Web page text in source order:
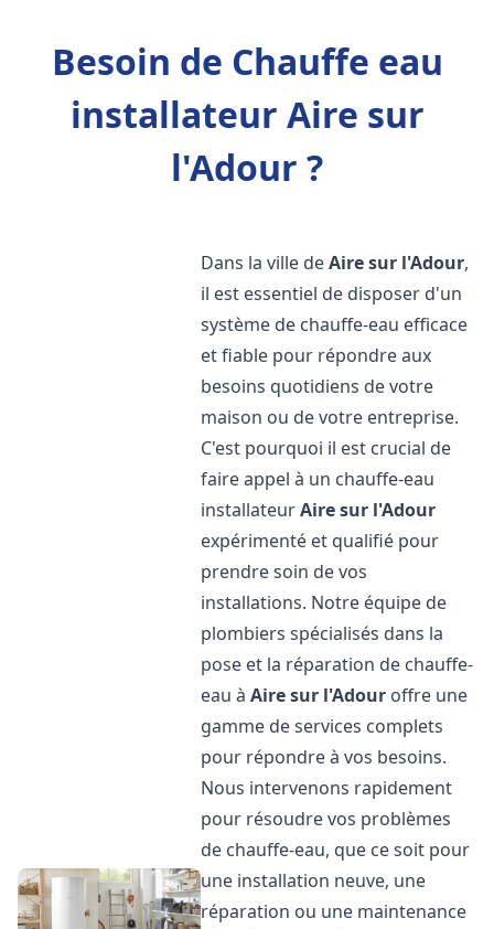
Besoin de Chauffe eau
installateur Aire sur
l'Adour ?
Dans la ville deAire sur l'Adour,
il est essentiel de disposer d'un
système de chauffe-eau efficace
et fiable pour répondre aux
besoins quotidiens de votre
maison ou de votre entreprise.
C'est pourquoi il est crucial de
faire appel à un chauffe-eau
installateurAire sur l'Adour
expérimenté et qualifié pour
prendre soin de vos
installations. Notre équipe de
plombiers spécialisés dans la
pose et la réparation de chauffe-
eau àAire sur l'Adour offre une
gamme de services complets
pour répondre à vos besoins.
Nous intervenons rapidement
pour résoudre vos problèmes
de chauffe-eau, que ce soit pour
une installation neuve, une
réparation ou une maintenance